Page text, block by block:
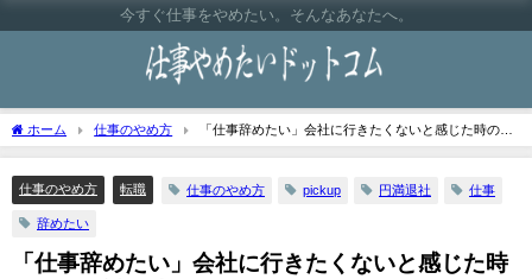
今すぐ仕事をやめたい。そんなあなたへ。
ホーム 仕事のやめ方
「仕事辞めたい」会社に行きたくないと感じた時の原
因と対処法はコレ！
仕事のやめ方 転職 仕事のやめ方 pickup 円満退社 仕事
辞めたい
「仕事辞めたい」会社に行きたくないと感じた時